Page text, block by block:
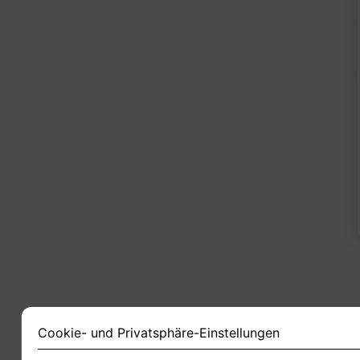
Cookie- und Privatsphäre-Einstellungen